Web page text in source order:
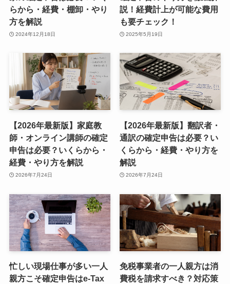
らから・経費・棚卸・やり
方を解説
2024年12月18日
説！経費計上が可能な費用
も要チェック！
2025年5月19日
【2026年最新版】家庭教
師・オンライン講師の確定
申告は必要？いくらから・
経費・やり方を解説
2026年7月24日
【2026年最新版】翻訳者・
通訳の確定申告は必要？い
くらから・経費・やり方を
解説
2026年7月24日
忙しい現場仕事が多い一人
親方こそ確定申告はe-Tax
免税事業者の一人親方は消
費税を請求すべき？対応策